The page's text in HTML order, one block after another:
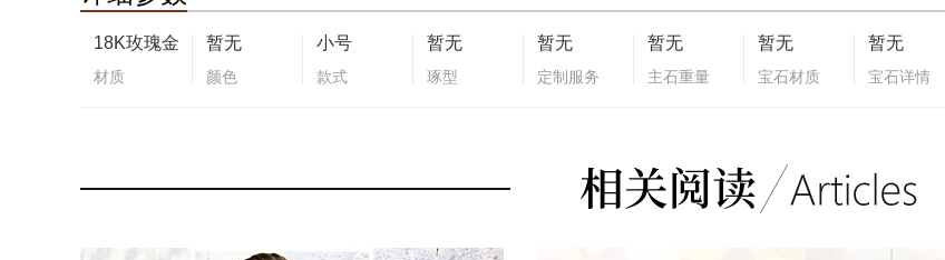
18K玫瑰金
材质
暂无
颜色
小号
款式
暂无
琢型
暂无
定制服务
暂无
主石重量
暂无
宝石材质
暂无
宝石详情